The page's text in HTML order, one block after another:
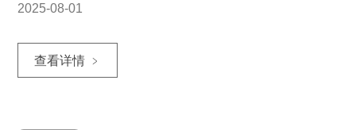
2025-08-01
查看详情 ﹥